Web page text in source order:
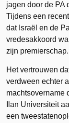
jagen door de PA
Tijdens een
dat Israël en de
vredesakkoord
zijn premierschap.
Het vertrouwen
verdween echter
machtsovername
Ilan Universiteit
een